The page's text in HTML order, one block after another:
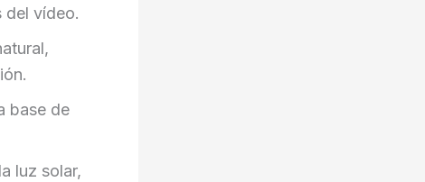
del vídeo.
base de
luz solar,